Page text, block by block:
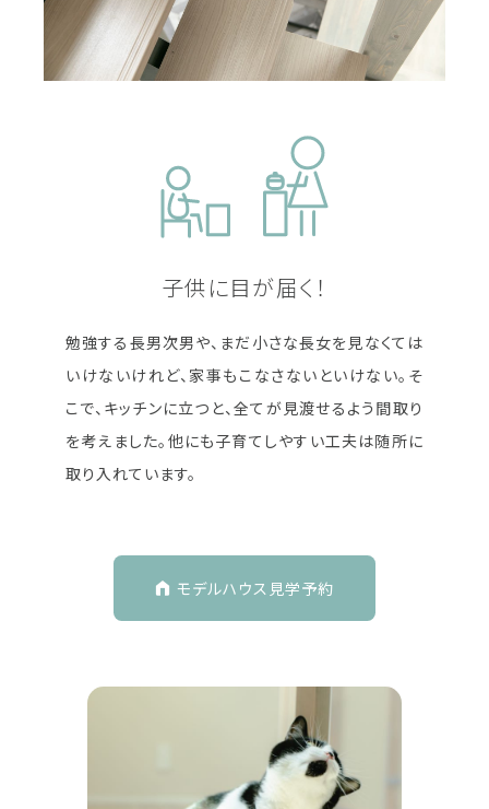
子供に目が届く！
勉強する長男次男や、まだ小さな長女を見なくては
いけないけれど、家事もこなさないといけない。そ
こで、キッチンに立つと、全てが見渡せるよう間取り
を考えました。他にも子育てしやすい工夫は随所に
取り入れています。
モデルハウス見学予約